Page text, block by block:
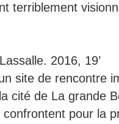
terriblement
2016, 19’
site de rencontre
cité de La grande
pour la